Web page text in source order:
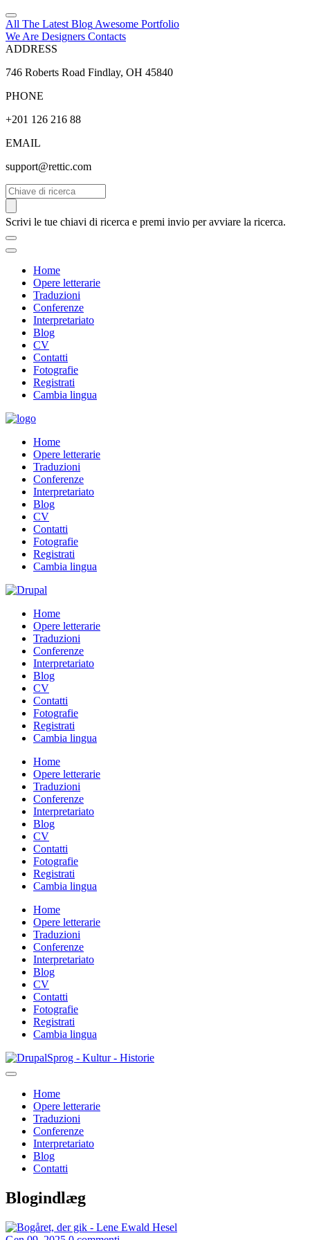
All The Latest Blog Awesome Portfolio
We Are Designers Contacts
ADDRESS
746 Roberts Road Findlay, OH 45840
PHONE
+201 126 216 88
EMAIL
support@rettic.com
Cerca
Scrivi le tue chiavi di ricerca e premi invio per avviare la ricerca.
Home
Opere letterarie
Traduzioni
Conferenze
Interpretariato
Blog
CV
Contatti
Fotografie
Registrati
Cambia lingua
Home
Opere letterarie
Traduzioni
Conferenze
Interpretariato
Blog
CV
Contatti
Fotografie
Registrati
Cambia lingua
Home
Opere letterarie
Traduzioni
Conferenze
Interpretariato
Blog
CV
Contatti
Fotografie
Registrati
Cambia lingua
Home
Opere letterarie
Traduzioni
Conferenze
Interpretariato
Blog
CV
Contatti
Fotografie
Registrati
Cambia lingua
Home
Opere letterarie
Traduzioni
Conferenze
Interpretariato
Blog
CV
Contatti
Fotografie
Registrati
Cambia lingua
Salta
al
principale
Sprog - Kultur - Historie
Primær
navigation
Home
Opere letterarie
Traduzioni
Conferenze
Interpretariato
Blog
Contatti
Blogindlæg